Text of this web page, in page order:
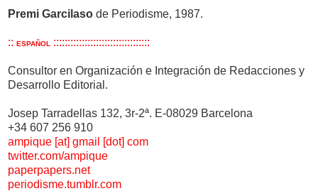
Premi Garcilaso de Periodisme, 1987.
:: ESPAÑOL ::::::::::::::::::::::::::::::::::
Consultor en Organización e Integración de Redacciones y
Desarrollo Editorial.
Josep Tarradellas 132, 3r-2ª. E-08029 Barcelona
+34 607 256 910
ampique [at] gmail [dot] com
twitter.com/ampique
paperpapers.net
periodisme.tumblr.com